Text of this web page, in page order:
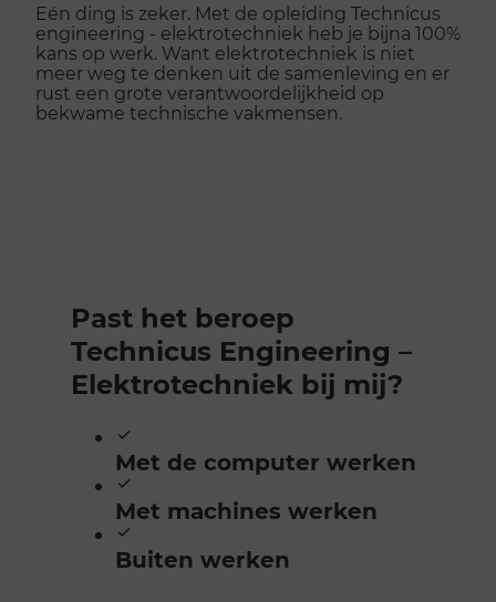
Eén ding is zeker. Met de opleiding Technicus
engineering - elektrotechniek heb je bijna 100%
kans op werk. Want elektrotechniek is niet
meer weg te denken uit de samenleving en er
rust een grote verantwoordelijkheid op
bekwame technische vakmensen.
Past het beroep
Technicus Engineering –
Elektrotechniek bij mij?
Met de computer werken
Met machines werken
Buiten werken